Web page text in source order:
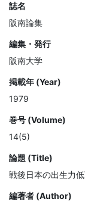
誌名
阪南論集
編集・発行
阪南大学
掲載年 (Year)
1979
巻号 (Volume)
14(5)
論題 (Title)
戦後日本の出生力
編著者 (Author)